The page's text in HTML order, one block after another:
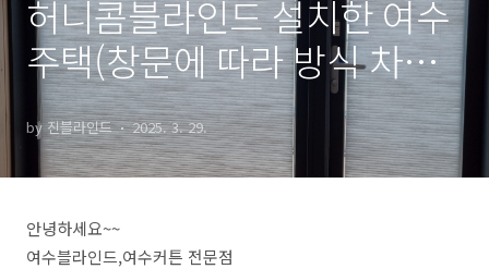
허니콤블라인드 설치한 여수
주택(창문에 따라 방식 차이
가 있어요)
by 진블라인드 2025. 3. 29.
안녕하세요~~
여수블라인드,여수커튼 전문점